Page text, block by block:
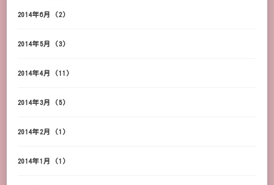
2014年6月 (2)
2014年5月 (3)
2014年4月 (11)
2014年3月 (5)
2014年2月 (1)
2014年1月 (1)